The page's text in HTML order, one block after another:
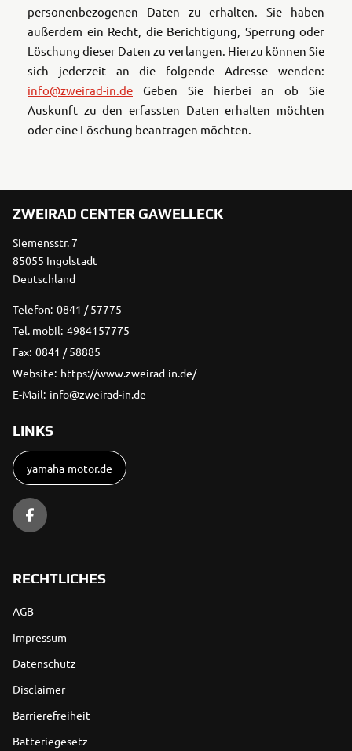
personenbezogenen Daten zu erhalten. Sie haben
außerdem ein Recht, die Berichtigung, Sperrung oder
Löschung dieser Daten zu verlangen. Hierzu können Sie
sich jederzeit an die folgende Adresse wenden:
info@zweirad-in.de Geben Sie hierbei an ob Sie
Auskunft zu den erfassten Daten erhalten möchten
oder eine Löschung beantragen möchten.
ZWEIRAD CENTER GAWELLECK
Siemensstr. 7
85055 Ingolstadt
Deutschland
Telefon: 0841 / 57775
Tel. mobil: 4984157775
Fax: 0841 / 58885
Website: https://www.zweirad-in.de/
E-Mail: info@zweirad-in.de
LINKS
yamaha-motor.de
RECHTLICHES
AGB
Impressum
Datenschutz
Disclaimer
Barrierefreiheit
Batteriegesetz